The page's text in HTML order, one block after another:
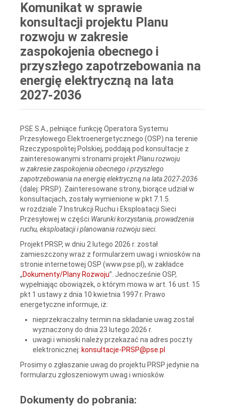
Komunikat w sprawie
konsultacji projektu Planu
rozwoju w zakresie
zaspokojenia obecnego i
przyszłego zapotrzebowania na
energię elektryczną na lata
2027-2036
PSE S.A., pełniące funkcję Operatora Systemu
Przesyłowego Elektroenergetycznego (OSP) na terenie
Rzeczypospolitej Polskiej, poddają pod konsultacje z
zainteresowanymi stronami projekt Planu rozwoju
w zakresie zaspokojenia obecnego i przyszłego
zapotrzebowania na energię elektryczną na lata 2027-2036
(dalej: PRSP). Zainteresowane strony, biorące udział w
konsultacjach, zostały wymienione w pkt 7.1.5.
w rozdziale 7 Instrukcji Ruchu i Eksploatacji Sieci
Przesyłowej w części Warunki korzystania, prowadzenia
ruchu, eksploatacji i planowania rozwoju sieci.
Projekt PRSP, w dniu 2 lutego 2026 r. został
zamieszczony wraz z formularzem uwag i wniosków na
stronie internetowej OSP (www.pse.pl), w zakładce
„Dokumenty/Plany Rozwoju”. Jednocześnie OSP,
wypełniając obowiązek, o którym mowa w art. 16 ust. 15
pkt 1 ustawy z dnia 10 kwietnia 1997 r. Prawo
energetyczne informuje, iż:
nieprzekraczalny termin na składanie uwag został
wyznaczony do dnia 23 lutego 2026 r.
uwagi i wnioski należy przekazać na adres poczty
elektronicznej: konsultacje-PRSP@pse.pl
Prosimy o zgłaszanie uwag do projektu PRSP jedynie na
formularzu zgłoszeniowym uwag i wniosków.
Dokumenty do pobrania: